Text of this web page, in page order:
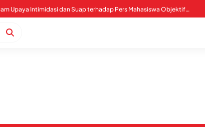
Tolak Tambang Kuarsit, Siap Tempuh Jalur Hukum WALHI Sultra Mengecam Upaya Intimidasi dan Suap terhadap Pers Mahasiswa Objektif IAIN Kendari